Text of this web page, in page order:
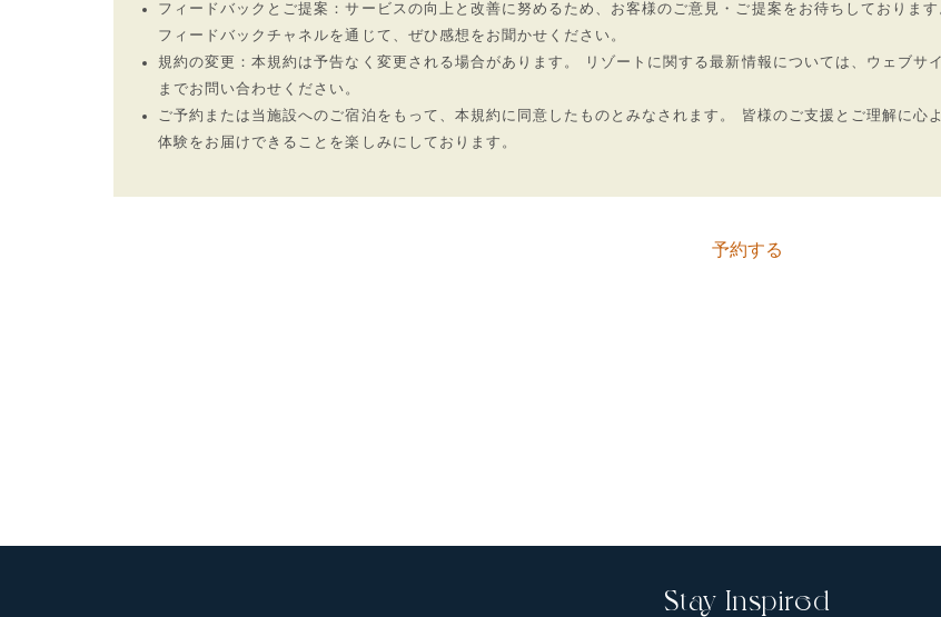
フィードバックとご提案：サービスの向上と改善に努めるため、お客様のご意見・ご提案をお待ちしておりま
フィードバックチャネルを通じて、ぜひ感想をお聞かせください。
規約の変更：本規約は予告なく変更される場合があります。 リゾートに関する最新情報については、ウェブサ
までお問い合わせください。
ご予約または当施設へのご宿泊をもって、本規約に同意したものとみなされます。 皆様のご支援とご理解に心
体験をお届けできることを楽しみにしております。
予約する
Stay Inspired